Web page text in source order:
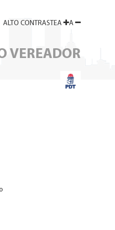
ALTO CONTRASTEA A
VEREADOR